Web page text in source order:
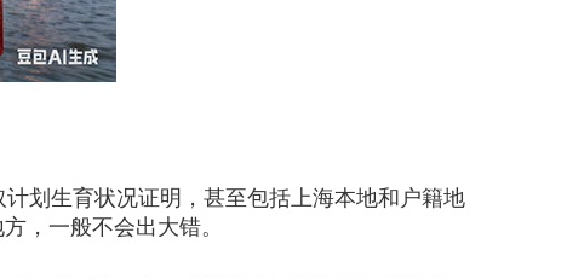
划生育状况证明，甚至包括上海本地和户籍地
，一般不会出大错。